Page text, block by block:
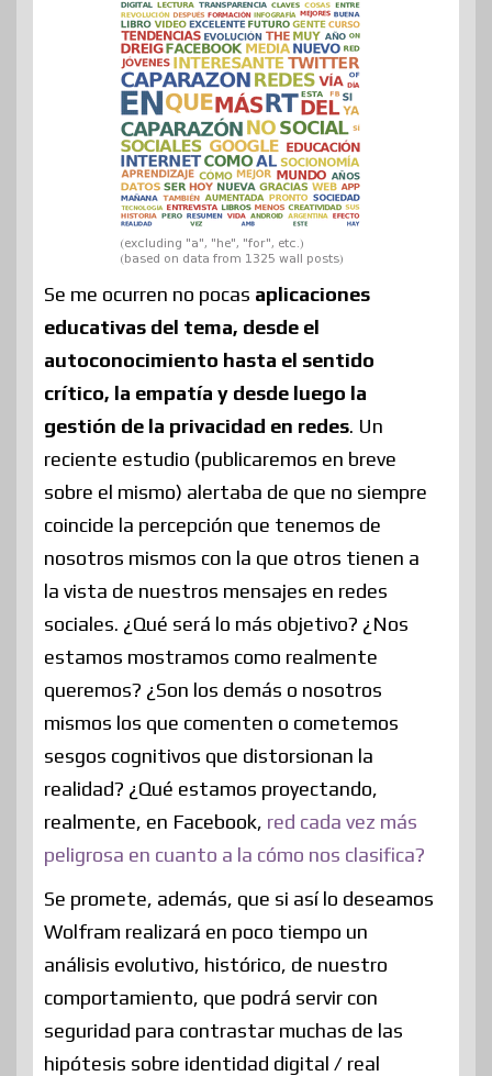
Se me ocurren no pocas aplicaciones
educativas del tema, desde el
autoconocimiento hasta el sentido
crítico, la empatía y desde luego la
gestión de la privacidad en redes. Un
reciente estudio (publicaremos en breve
sobre el mismo) alertaba de que no siempre
coincide la percepción que tenemos de
nosotros mismos con la que otros tienen a
la vista de nuestros mensajes en redes
sociales. ¿Qué será lo más objetivo? ¿Nos
estamos mostramos como realmente
queremos? ¿Son los demás o nosotros
mismos los que comenten o cometemos
sesgos cognitivos que distorsionan la
realidad? ¿Qué estamos proyectando,
realmente, en Facebook, red cada vez más
peligrosa en cuanto a la cómo nos clasifica?
Se promete, además, que si así lo deseamos
Wolfram realizará en poco tiempo un
análisis evolutivo, histórico, de nuestro
comportamiento, que podrá servir con
seguridad para contrastar muchas de las
hipótesis sobre identidad digital / real